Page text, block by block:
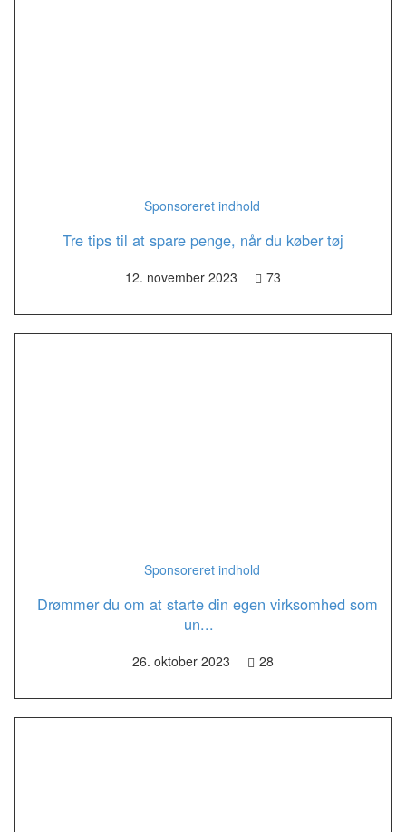
Sponsoreret indhold
Tre tips til at spare penge, når du køber tøj
12. november 2023 73
Sponsoreret indhold
Drømmer du om at starte din egen virksomhed som
un...
26. oktober 2023 28